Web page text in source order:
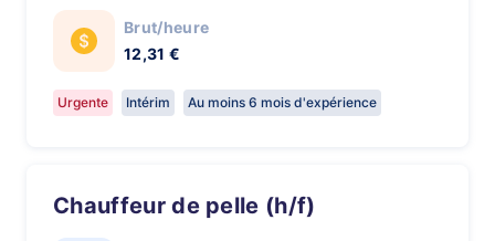
Brut/heure
12,31 €
Urgente Intérim Au moins 6 mois d'expérience
Chauffeur de pelle (h/f)